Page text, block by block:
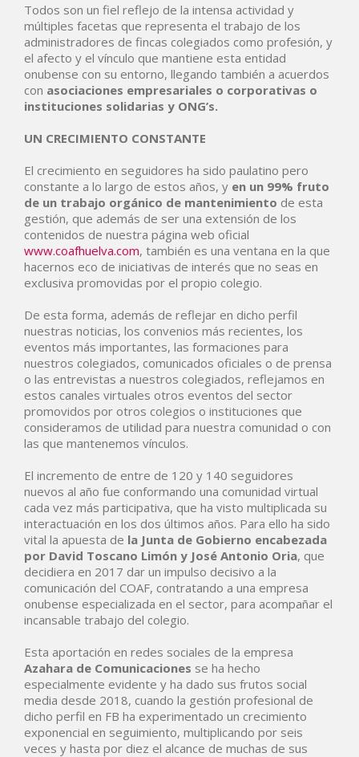
Todos son un fiel reflejo de la intensa actividad y
múltiples facetas que representa el trabajo de los
administradores de fincas colegiados como profesión, y
el afecto y el vínculo que mantiene esta entidad
onubense con su entorno, llegando también a acuerdos
con asociaciones empresariales o corporativas o
instituciones solidarias y ONG’s.
UN CRECIMIENTO CONSTANTE
El crecimiento en seguidores ha sido paulatino pero
constante a lo largo de estos años, y en un 99% fruto
de un trabajo orgánico de mantenimiento de esta
gestión, que además de ser una extensión de los
contenidos de nuestra página web oficial
www.coafhuelva.com, también es una ventana en la que
hacernos eco de iniciativas de interés que no seas en
exclusiva promovidas por el propio colegio.
De esta forma, además de reflejar en dicho perfil
nuestras noticias, los convenios más recientes, los
eventos más importantes, las formaciones para
nuestros colegiados, comunicados oficiales o de prensa
o las entrevistas a nuestros colegiados, reflejamos en
estos canales virtuales otros eventos del sector
promovidos por otros colegios o instituciones que
consideramos de utilidad para nuestra comunidad o con
las que mantenemos vínculos.
El incremento de entre de 120 y 140 seguidores
nuevos al año fue conformando una comunidad virtual
cada vez más participativa, que ha visto multiplicada su
interactuación en los dos últimos años. Para ello ha sido
vital la apuesta de la Junta de Gobierno encabezada
por David Toscano Limón y José Antonio Oria, que
decidiera en 2017 dar un impulso decisivo a la
comunicación del COAF, contratando a una empresa
onubense especializada en el sector, para acompañar el
incansable trabajo del colegio.
Esta aportación en redes sociales de la empresa
Azahara de Comunicaciones se ha hecho
especialmente evidente y ha dado sus frutos social
media desde 2018, cuando la gestión profesional de
dicho perfil en FB ha experimentado un crecimiento
exponencial en seguimiento, multiplicando por seis
veces y hasta por diez el alcance de muchas de sus